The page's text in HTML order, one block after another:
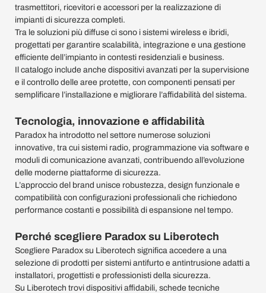
trasmettitori, ricevitori e accessori per la realizzazione di
impianti di sicurezza completi.
Tra le soluzioni più diffuse ci sono i sistemi wireless e ibridi,
progettati per garantire scalabilità, integrazione e una gestione
efficiente dell’impianto in contesti residenziali e business.
Il catalogo include anche dispositivi avanzati per la supervisione
e il controllo delle aree protette, con componenti pensati per
semplificare l’installazione e migliorare l’affidabilità del sistema.
Tecnologia, innovazione e affidabilità
Paradox ha introdotto nel settore numerose soluzioni
innovative, tra cui sistemi radio, programmazione via software e
moduli di comunicazione avanzati, contribuendo all’evoluzione
delle moderne piattaforme di sicurezza.
L’approccio del brand unisce robustezza, design funzionale e
compatibilità con configurazioni professionali che richiedono
performance costanti e possibilità di espansione nel tempo.
Perché scegliere Paradox su Liberotech
Scegliere Paradox su Liberotech significa accedere a una
selezione di prodotti per sistemi antifurto e antintrusione adatti a
installatori, progettisti e professionisti della sicurezza.
Su Liberotech trovi dispositivi affidabili, schede tecniche